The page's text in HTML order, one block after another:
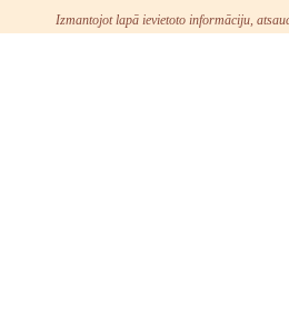
Izmantojot lapā ievietoto informāciju,